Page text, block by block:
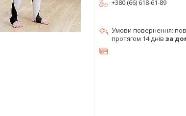
+380 (66) 618-61-89
протягом 14 днів за